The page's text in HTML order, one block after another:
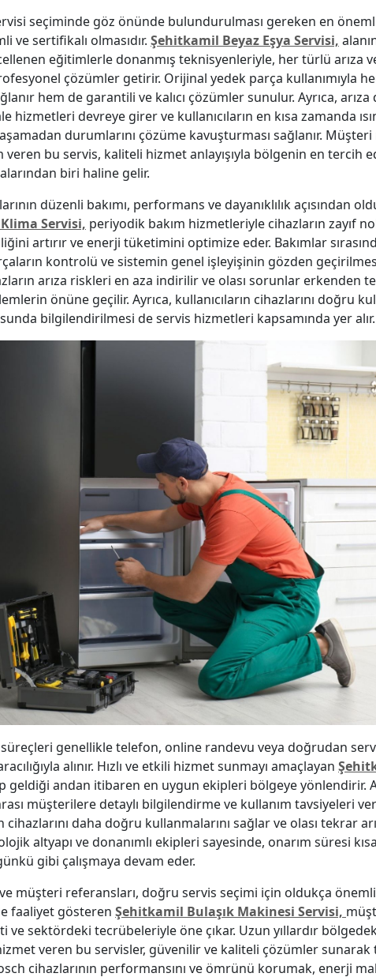
seçiminde göz önünde bulundurulması gereken en
ve sertifikalı olmasıdır. Şehitkamil Beyaz Eşya Servisi,
eğitimlerle donanmış teknisyenleriyle, her türlü arıza
çözümler getirir. Orijinal yedek parça kullanımıyla
hem de garantili ve kalıcı çözümler sunulur. Ayrıca,
hizmetleri devreye girer ve kullanıcıların en kısa zamanda
durumlarını çözüme kavuşturması sağlanır.
veren bu servis, kaliteli hizmet anlayışıyla bölgenin en tercih
biri haline gelir.
düzenli bakımı, performans ve dayanıklılık açısından
Servisi, periyodik bakım hizmetleriyle cihazların zayıf
artırır ve enerji tüketimini optimize eder. Bakımlar
kontrolü ve sistemin genel işleyişinin gözden geçirilmesi
arıza riskleri en aza indirilir ve olası sorunlar erkenden
önüne geçilir. Ayrıca, kullanıcıların cihazlarını doğru
bilgilendirilmesi de servis hizmetleri kapsamında yer alır.
genellikle telefon, online randevu veya doğrudan
alınır. Hızlı ve etkili hizmet sunmayı amaçlayan
geldiği andan itibaren en uygun ekipleri bölgeye yönlendirir.
müşterilere detaylı bilgilendirme ve kullanım tavsiyeleri
cihazlarını daha doğru kullanmalarını sağlar ve olası tekrar
altyapı ve donanımlı ekipleri sayesinde, onarım süresi
gibi çalışmaya devam eder.
müşteri referansları, doğru servis seçimi için oldukça
faaliyet gösteren Şehitkamil Bulaşık Makinesi Servisi,
ve sektördeki tecrübeleriyle öne çıkar. Uzun yıllardır
veren bu servisler, güvenilir ve kaliteli çözümler
cihazlarının performansını ve ömrünü korumak, enerji